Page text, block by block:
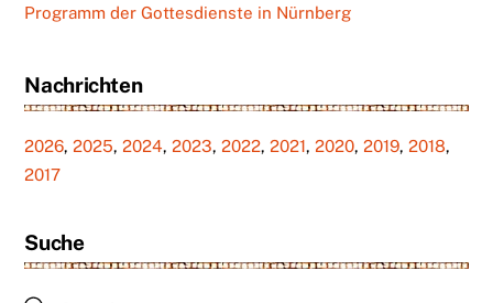
Programm der Gottesdienste in Nürnberg
Nachrichten
2026,2025,2024,2023,2022,2021,2020,2019,2018,
2017
Suche